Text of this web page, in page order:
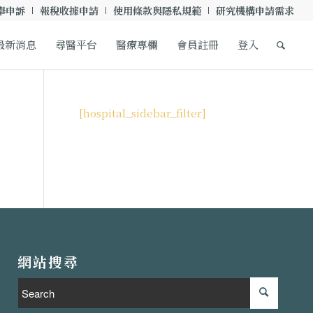
申訴 報稅收據申請 使用條款與隱私規範 研究機構申請需求
新消息 尋醫平台 醫療專欄 會員註冊 登入
[hospital_sidebar_filter]
網站搜尋